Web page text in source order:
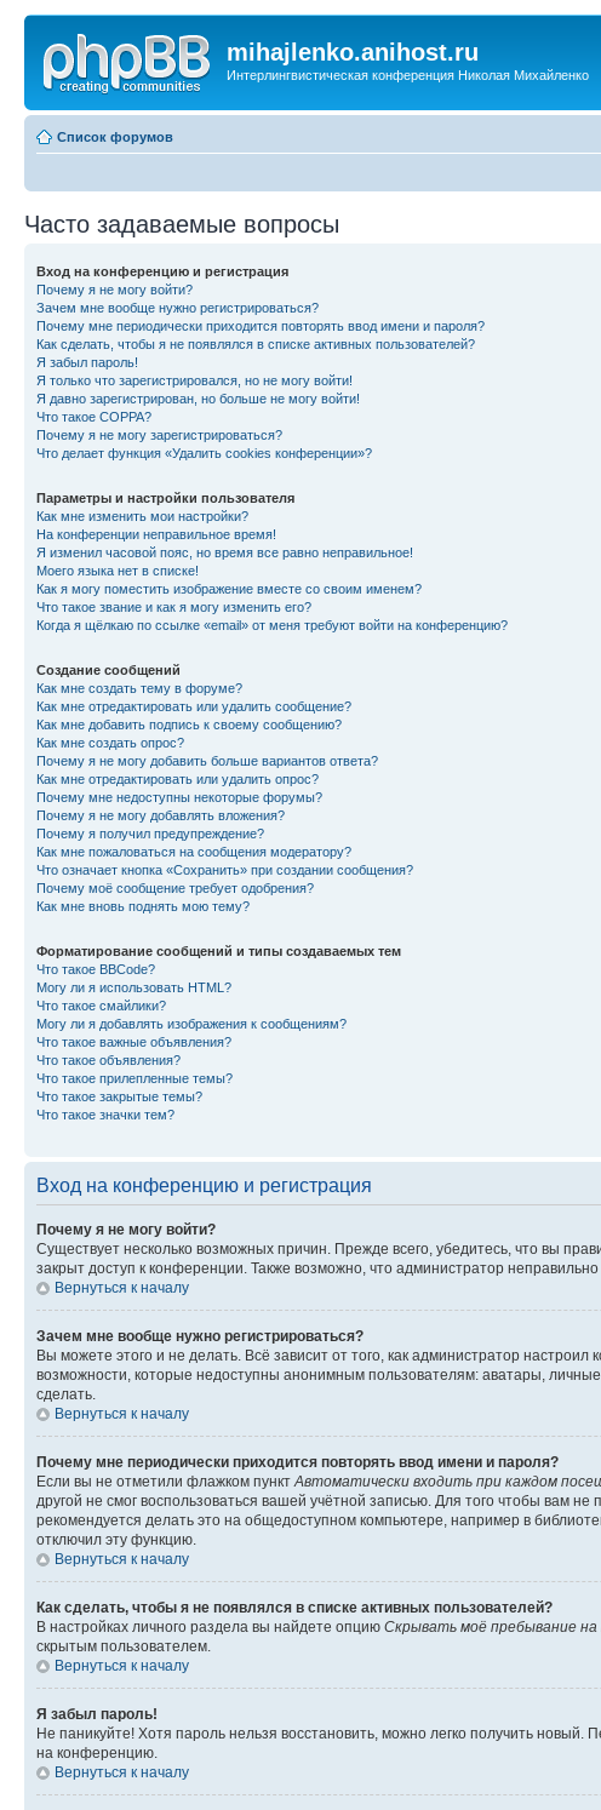
mihajlenko.anihost.ru
Интерлингвистическая конференция Николая Михайленко
Список форумов
Часто задаваемые вопросы
Вход на конференцию и регистрация
Почему я не могу войти?
Зачем мне вообще нужно регистрироваться?
Почему мне периодически приходится повторять ввод имени и пароля?
Как сделать, чтобы я не появлялся в списке активных пользователей?
Я забыл пароль!
Я только что зарегистрировался, но не могу войти!
Я давно зарегистрирован, но больше не могу войти!
Что такое COPPA?
Почему я не могу зарегистрироваться?
Что делает функция «Удалить cookies конференции»?
Параметры и настройки пользователя
Как мне изменить мои настройки?
На конференции неправильное время!
Я изменил часовой пояс, но время все равно неправильное!
Моего языка нет в списке!
Как я могу поместить изображение вместе со своим именем?
Что такое звание и как я могу изменить его?
Когда я щёлкаю по ссылке «email» от меня требуют войти на конференцию?
Создание сообщений
Как мне создать тему в форуме?
Как мне отредактировать или удалить сообщение?
Как мне добавить подпись к своему сообщению?
Как мне создать опрос?
Почему я не могу добавить больше вариантов ответа?
Как мне отредактировать или удалить опрос?
Почему мне недоступны некоторые форумы?
Почему я не могу добавлять вложения?
Почему я получил предупреждение?
Как мне пожаловаться на сообщения модератору?
Что означает кнопка «Сохранить» при создании сообщения?
Почему моё сообщение требует одобрения?
Как мне вновь поднять мою тему?
Форматирование сообщений и типы создаваемых тем
Что такое BBCode?
Могу ли я использовать HTML?
Что такое смайлики?
Могу ли я добавлять изображения к сообщениям?
Что такое важные объявления?
Что такое объявления?
Что такое прилепленные темы?
Что такое закрытые темы?
Что такое значки тем?
Вход на конференцию и регистрация
Почему я не могу войти?
Существует несколько возможных причин. Прежде всего, убедитесь, что вы
закрыт доступ к конференции. Также возможно, что администратор
Вернуться к началу
Зачем мне вообще нужно регистрироваться?
Вы можете этого и не делать. Всё зависит от того, как администратор
возможности, которые недоступны анонимным пользователям: аватары,
сделать.
Вернуться к началу
Почему мне периодически приходится повторять ввод имени и пароля?
Если вы не отметили флажком пункт Автоматически входить при каждом
другой не смог воспользоваться вашей учётной записью. Для того чтобы вам
рекомендуется делать это на общедоступном компьютере, например в
отключил эту функцию.
Вернуться к началу
Как сделать, чтобы я не появлялся в списке активных пользователей?
В настройках личного раздела вы найдете опцию Скрывать моё пребывание
скрытым пользователем.
Вернуться к началу
Я забыл пароль!
Не паникуйте! Хотя пароль нельзя восстановить, можно легко получить
на конференцию.
Вернуться к началу